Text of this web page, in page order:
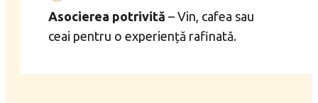
Asocierea potrivită – Vin, cafea sau
ceai pentru o experiență rafinată.